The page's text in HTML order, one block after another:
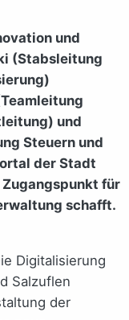
und
(Stabsleitung
und
Steuern und
der Stadt
für
schafft.
Digitalisierung
Salzuflen
der